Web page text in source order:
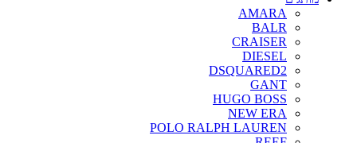
AMARA
BALR
CRAISER
DIESEL
DSQUARED2
GANT
HUGO BOSS
NEW ERA
POLO RALPH LAUREN